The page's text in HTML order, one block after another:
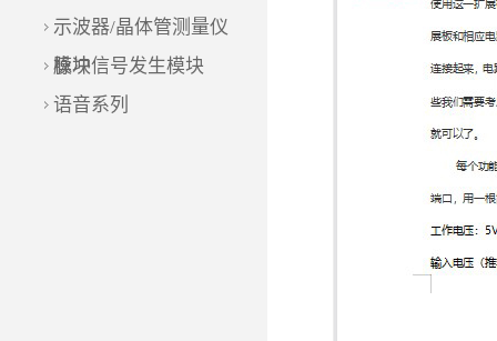
示波器/晶体管测量仪
模块
脉冲信号发生模块
语音系列